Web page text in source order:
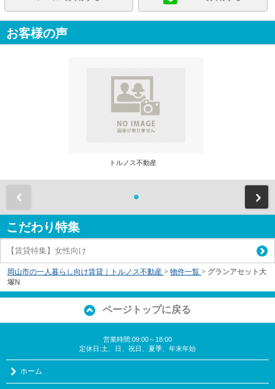
お客様の声
トルノス不動産
こだわり特集
【賃貸特集】女性向け
岡山市の一人暮らし向け賃貸｜トルノス不動産 > 物件一覧 > グランアセット大
塚N
ページトップに戻る
営業時間:09:00～18:00
定休日:土、日、祝日、夏季、年末年始
ホーム